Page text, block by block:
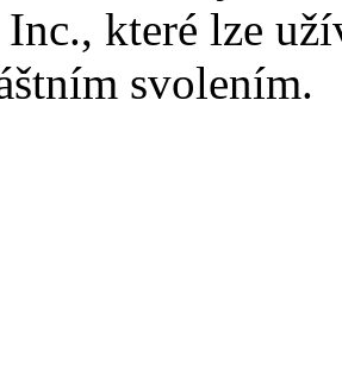
které lze
svolením.